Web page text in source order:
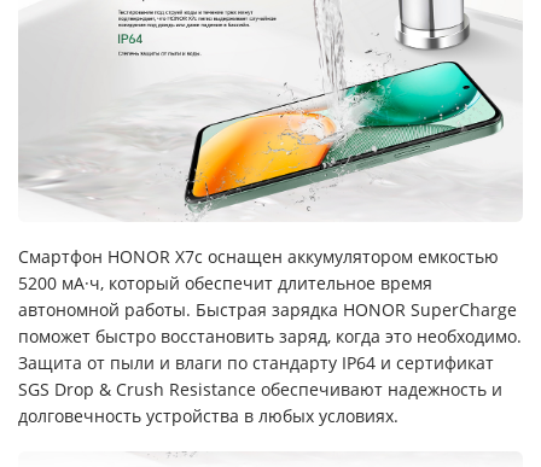
Смартфон HONOR X7c оснащен аккумулятором емкостью
5200 мА·ч, который обеспечит длительное время
автономной работы. Быстрая зарядка HONOR SuperCharge
поможет быстро восстановить заряд, когда это необходимо.
Защита от пыли и влаги по стандарту IP64 и сертификат
SGS Drop & Crush Resistance обеспечивают надежность и
долговечность устройства в любых условиях.